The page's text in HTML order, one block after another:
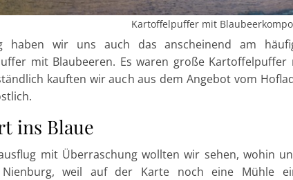
Kartoffelpuffer mit
haben wir uns auch das anscheinend am
mit Blaubeeren. Es waren große
kauften wir auch aus dem Angebot vom
ins Blaue
mit Überraschung wollten wir sehen, wohin
Nienburg, weil auf der Karte noch eine Mühle